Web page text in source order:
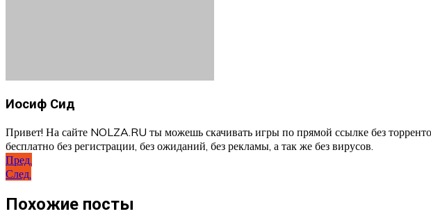
Иосиф Сид
Привет! На сайте NOLZA.RU ты можешь скачивать игры по прямой ссылке без
бесплатно без регистрации, без ожиданий, без рекламы, а так же без вирусов.
Навигация
по
записям
Пред.
След.
Похожие посты